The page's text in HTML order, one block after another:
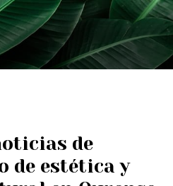
de
de estética y